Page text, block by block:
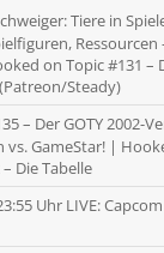
Tiere in
Ressourcen
on Topic #131 –
Steady)
– Der GOTY 2002-
vs. GameStar! |
Die Tabelle
Uhr LIVE: Capcom